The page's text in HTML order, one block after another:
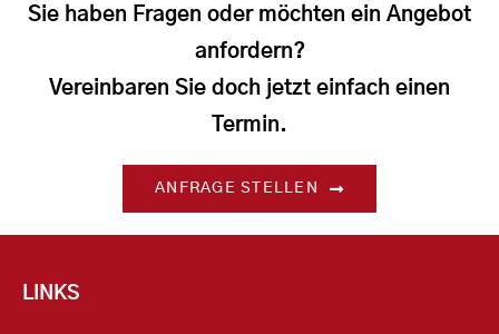
Sie haben Fragen oder möchten ein Angebot
anfordern?
Vereinbaren Sie doch jetzt einfach einen
Termin.
ANFRAGE STELLEN
LINKS